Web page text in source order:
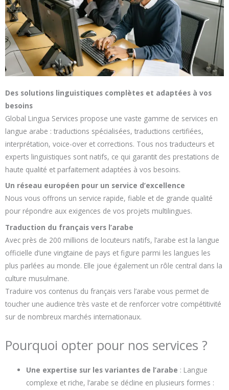
Des solutions linguistiques complètes et adaptées à vos
besoins
Global Lingua Services propose une vaste gamme de services en
langue arabe : traductions spécialisées, traductions certifiées,
interprétation, voice-over et corrections. Tous nos traducteurs et
experts linguistiques sont natifs, ce qui garantit des prestations de
haute qualité et parfaitement adaptées à vos besoins.
Un réseau européen pour un service d’excellence
Nous vous offrons un service rapide, fiable et de grande qualité
pour répondre aux exigences de vos projets multilingues.
Traduction du français vers l’arabe
Avec près de 200 millions de locuteurs natifs, l’arabe est la langue
officielle d’une vingtaine de pays et figure parmi les langues les
plus parlées au monde. Elle joue également un rôle central dans la
culture musulmane.
Traduire vos contenus du français vers l’arabe vous permet de
toucher une audience très vaste et de renforcer votre compétitivité
sur de nombreux marchés internationaux.
Pourquoi opter pour nos services ?
Une expertise sur les variantes de l’arabe : Langue
complexe et riche, l’arabe se décline en plusieurs formes :